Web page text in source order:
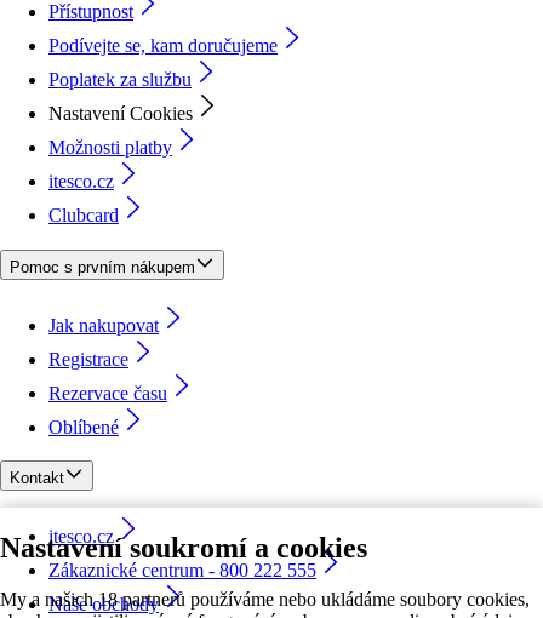
Nastavení soukromí a cookies
My a našich 18 partnerů používáme nebo ukládáme soubory cookies,
Přístupnost
Podívejte se, kam doručujeme
Poplatek za službu
Nastavení Cookies
Možnosti platby
itesco.cz
Clubcard
Pomoc s prvním nákupem
Jak nakupovat
Registrace
Rezervace času
Oblíbené
Kontakt
itesco.cz
Zákaznické centrum - 800 222 555
Naše obchody